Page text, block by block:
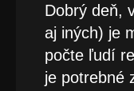
Dobrý deň,
aj iných) je
počte ľudí
je potrebné